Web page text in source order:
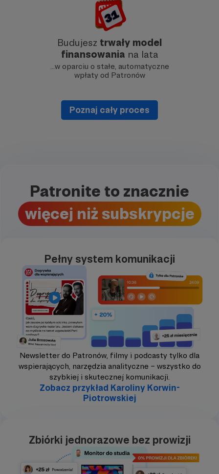
Budujesz trwały model
finansowania na lata
…w oparciu o stałe, automatyczne
wpłaty od Patronów
Poznaj cały proces
Patronite to znacznie
więcej niż subskrypcje
Pełny system komunikacji
Newsletter do Patronów, filmy i podcasty tylko dla
wspierających, narzędzia analityczne – wszystko do
szybkiej i skutecznej komunikacji.
Zobacz przykład Karoliny Korwin-
Piotrowskiej
Zbiórki jednorazowe bez prowizji